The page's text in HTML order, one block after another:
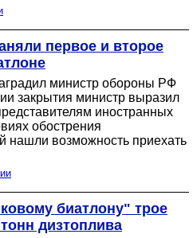
первое и второе
министр обороны РФ
закрытия министр выразил
иностранных
обострения
нашли возможность приехать
биатлону" трое
дизтоплива